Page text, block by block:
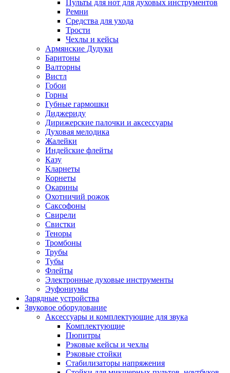
Пульты для нот для духовых инструментов
Ремни
Средства для ухода
Трости
Чехлы и кейсы
Армянские Дудуки
Баритоны
Валторны
Вистл
Гобои
Горны
Губные гармошки
Диджериду
Дирижерские палочки и аксессуары
Духовая мелодика
Жалейки
Индейские флейты
Казу
Кларнеты
Корнеты
Окарины
Охотничий рожок
Саксофоны
Свирели
Свистки
Теноры
Тромбоны
Трубы
Тубы
Флейты
Электронные духовые инструменты
Эуфониумы
Зарядные устройства
Звуковое оборудование
Аксессуары и комплектующие для звука
Комплектующие
Пюпитры
Рэковые кейсы и чехлы
Рэковые стойки
Стабилизаторы напряжения